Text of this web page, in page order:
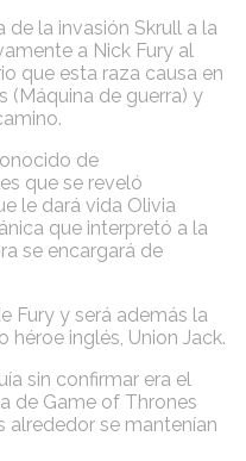
de la invasión Skrull a la
a Nick Fury al
que esta raza causa en
(Máquina de guerra) y
de
que se reveló
le dará vida Olivia
que interpretó a la
se encargará de
Fury y será además la
inglés, Union Jack.
sin confirmar era el
de Game of Thrones
alrededor se mantenían